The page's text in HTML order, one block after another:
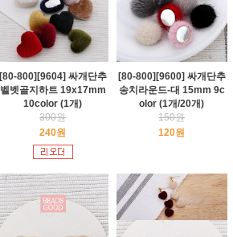
[80-800][9604] 싸개단추
벨벳골지하트 19x17mm
10color (1개)
300원
240원
[80-800][9600] 싸개단추
송치라운드-대 15mm 9c
olor (1개/20개)
150원
120원